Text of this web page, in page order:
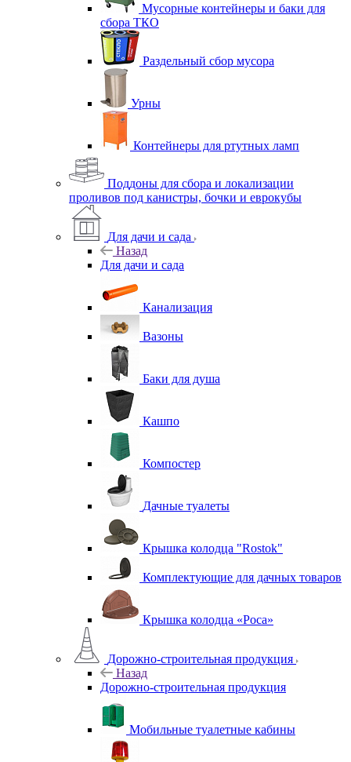
Мусорные контейнеры и баки для
сбора ТКО
Раздельный сбор мусора
Урны
Контейнеры для ртутных ламп
Поддоны для сбора и локализации
проливов под канистры, бочки и еврокубы
Для дачи и сада
Назад
Для дачи и сада
Канализация
Вазоны
Баки для душа
Кашпо
Компостер
Дачные туалеты
Крышка колодца "Rostok"
Комплектующие для дачных товаров
Крышка колодца «Роса»
Дорожно-строительная продукция
Назад
Дорожно-строительная продукция
Мобильные туалетные кабины